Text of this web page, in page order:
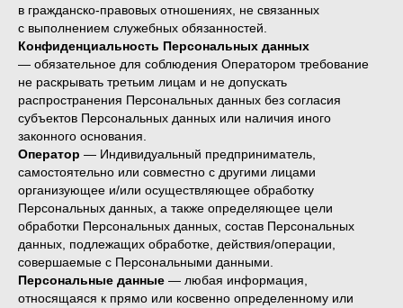
в гражданско-правовых отношениях, не связанных
с выполнением служебных обязанностей.
Конфиденциальность Персональных данных
— обязательное для соблюдения Оператором требование
не раскрывать третьим лицам и не допускать
распространения Персональных данных без согласия
субъектов Персональных данных или наличия иного
законного основания.
Оператор — Индивидуальный предприниматель,
самостоятельно или совместно с другими лицами
организующее и/или осуществляющее обработку
Персональных данных, а также определяющее цели
обработки Персональных данных, состав Персональных
данных, подлежащих обработке, действия/операции,
совершаемые с Персональными данными.
Персональные данные — любая информация,
относящаяся к прямо или косвенно определенному или